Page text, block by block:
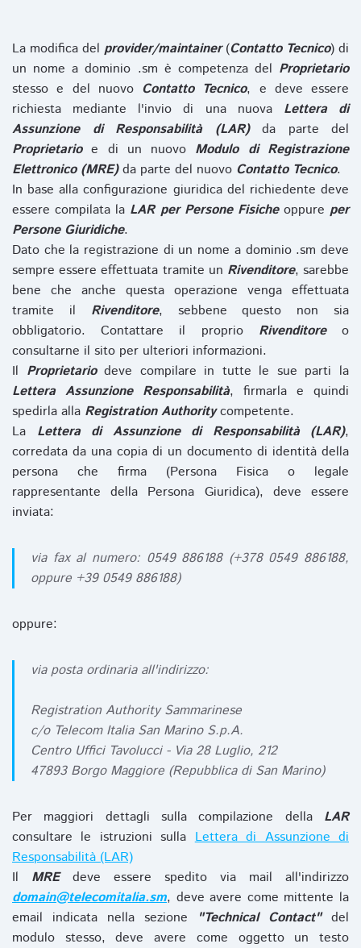
La modifica del provider/maintainer(Contatto Tecnico) di
un nome a dominio .sm è competenza del Proprietario
stesso e del nuovo Contatto Tecnico, e deve essere
richiesta mediante l'invio di una nuova Lettera di
Assunzione di Responsabilità (LAR)da parte del
Proprietarioe di un nuovo Modulo di Registrazione
Elettronico (MRE)da parte del nuovo Contatto Tecnico.
In base alla configurazione giuridica del richiedente deve
essere compilata la LAR per Persone Fisicheoppure per
Persone Giuridiche.
Dato che la registrazione di un nome a dominio .sm deve
sempre essere effettuata tramite un Rivenditore, sarebbe
bene che anche questa operazione venga effettuata
tramite il Rivenditore, sebbene questo non sia
obbligatorio. Contattare il proprio Rivenditoreo
consultarne il sito per ulteriori informazioni.
Il Proprietariodeve compilare in tutte le sue parti la
Lettera Assunzione Responsabilità, firmarla e quindi
spedirla alla Registration Authoritycompetente.
La Lettera di Assunzione di Responsabilità (LAR),
corredata da una copia di un documento di identità della
persona che firma (Persona Fisica o legale
rappresentante della Persona Giuridica), deve essere
inviata:
via fax al numero: 0549 886188 (+378 0549 886188,
oppure +39 0549 886188)
oppure:
via posta ordinaria all'indirizzo:
Registration Authority Sammarinese
c/o Telecom Italia San Marino S.p.A.
Centro Uffici Tavolucci - Via 28 Luglio, 212
47893 Borgo Maggiore (Repubblica di San Marino)
Per maggiori dettagli sulla compilazione della LAR
consultare le istruzioni sullaLettera di Assunzione di
Responsabilità (LAR)
Il MREdeve essere spedito via mail all'indirizzo
domain@telecomitalia.sm, deve avere come mittente la
email indicata nella sezione
"Technical Contact"del
modulo stesso, deve avere come oggetto un testo